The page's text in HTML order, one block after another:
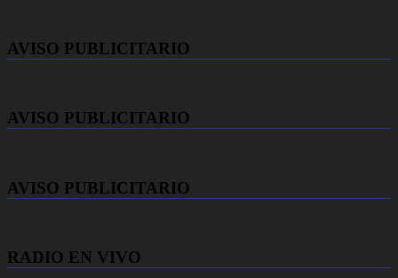
AVISO PUBLICITARIO
AVISO PUBLICITARIO
AVISO PUBLICITARIO
RADIO EN VIVO